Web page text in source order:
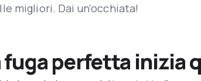
migliori. Dai un'occhiata!
fuga perfetta inizia